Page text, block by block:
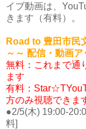
イブ動画は、
きます（有料）。
Road to 豊田市民
～～ 配信・動画ア
無料：これまで通
ます
有料：
方のみ視聴できま
●2/5(木) 19:00-
料]